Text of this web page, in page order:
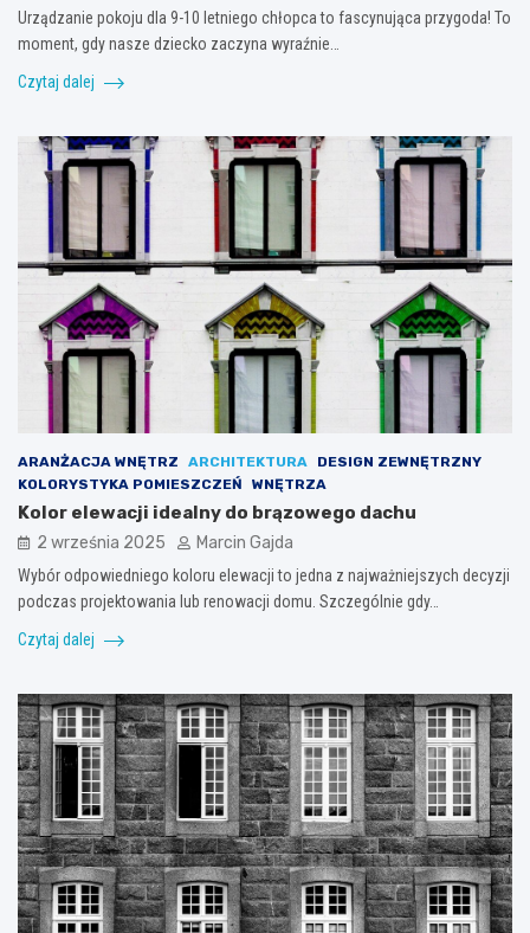
Urządzanie pokoju dla 9-10 letniego chłopca to fascynująca przygoda! To
moment, gdy nasze dziecko zaczyna wyraźnie…
Czytaj dalej
ARANŻACJA WNĘTRZ ARCHITEKTURA
DESIGN ZEWNĘTRZNY
KOLORYSTYKA POMIESZCZEŃ
WNĘTRZA
Kolor elewacji idealny do brązowego dachu
2 września 2025 Marcin Gajda
Wybór odpowiedniego koloru elewacji to jedna z najważniejszych decyzji
podczas projektowania lub renowacji domu. Szczególnie gdy…
Czytaj dalej